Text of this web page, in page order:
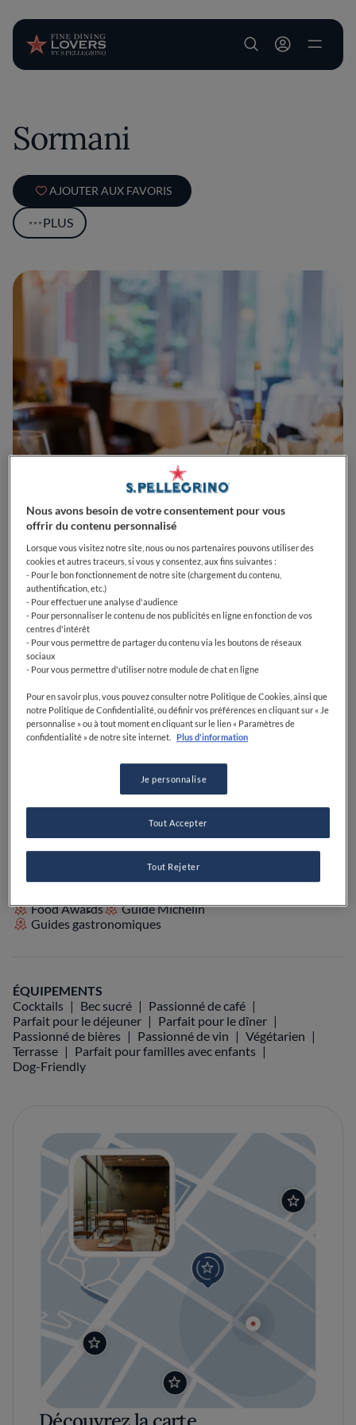
User account
Sormani
AJOUTER AUX FAVORIS
PLUS
0 0 0 0 0
4 Rue du Général Lanrezac75017ParisFrance
CLOSED OpensVendredi,12:15-14:00, 19:30-22:00
VOIR HORAIRES D'OUVERTURE
PRIX
Food Awards
Guide Michelin
Guides gastronomiques
ÉQUIPEMENTS
Cocktails
Bec sucré
Passionné de café
Parfait pour le déjeuner
Parfait pour le dîner
Passionné de bières
Passionné de vin
Végétarien
Terrasse
Parfait pour familles avec enfants
Dog-Friendly
Nous avons besoin de votre consentement pour vous
offrir du contenu personnalisé
Lorsque vous visitez notre site, nous ou nos partenaires pouvons utiliser des
cookies et autres traceurs, si vous y consentez, aux fins suivantes :
- Pour le bon fonctionnement de notre site (chargement du contenu,
authentification, etc.)
- Pour effectuer une analyse d'audience
- Pour personnaliser le contenu de nos publicités en ligne en fonction de vos
centres d'intérêt
- Pour vous permettre de partager du contenu via les boutons de réseaux
sociaux
- Pour vous permettre d'utiliser notre module de chat en ligne
Pour en savoir plus, vous pouvez consulter notre Politique de Cookies, ainsi que
notre Politique de Confidentialité, ou définir vos préférences en cliquant sur « Je
personnalise » ou à tout moment en cliquant sur le lien « Paramètres de
confidentialité » de notre site internet.
Plus d'information
Je personnalise
Tout Rejeter
Tout Accepter